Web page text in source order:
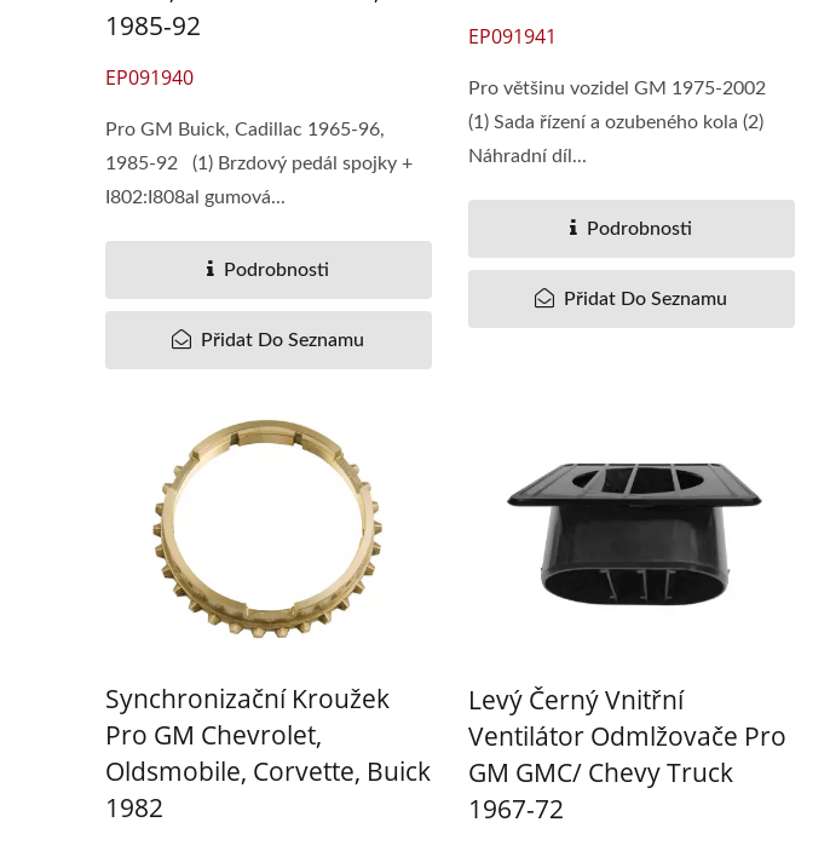
1985-92
EP091940
Pro GM Buick, Cadillac 1965-96,
1985-92 (1) Brzdový pedál spojky +
I802:I808al gumová...
Podrobnosti
Přidat Do Seznamu
EP091941
Pro většinu vozidel GM 1975-2002
(1) Sada řízení a ozubeného kola (2)
Náhradní díl...
Podrobnosti
Přidat Do Seznamu
Synchronizační Kroužek
Pro GM Chevrolet,
Oldsmobile, Corvette, Buick
1982
Levý Černý Vnitřní
Ventilátor Odmlžovače Pro
GM GMC/ Chevy Truck
1967-72